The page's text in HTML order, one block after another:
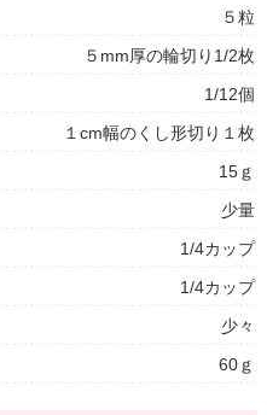
５粒
５mm厚の輪切り1/2枚
1/12個
１cm幅のくし形切り１枚
15ｇ
少量
1/4カップ
1/4カップ
少々
60ｇ